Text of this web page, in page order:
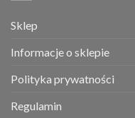
Sklep
Informacje o sklepie
Polityka prywatności
Regulamin